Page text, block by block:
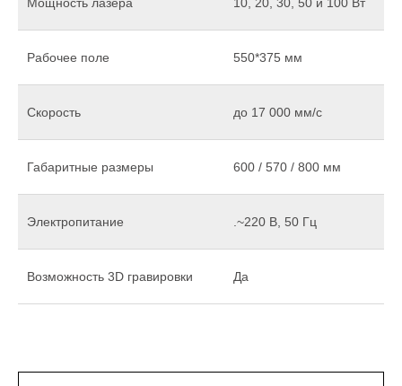
Рабочее поле 550*375 мм
Скорость до 17 000 мм/c
Габаритные размеры 600 / 570 / 800 мм
Электропитание .~220 В, 50 Гц
Возможность 3D гравировки Да